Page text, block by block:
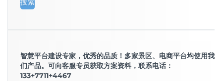
智慧平台建设专家，优秀的品质！多家景区、电商平台均使用我
们产品。可向客服专员获取方案资料，联系电话：
133+7711+4467